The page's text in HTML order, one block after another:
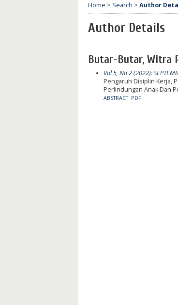
Home > Search > Author
Author Details
Butar-Butar, Witra
Vol 5, No 2 (2022):
Pengaruh Disiplin Kerja,
Perlindungan Anak Dan
ABSTRACT PDF